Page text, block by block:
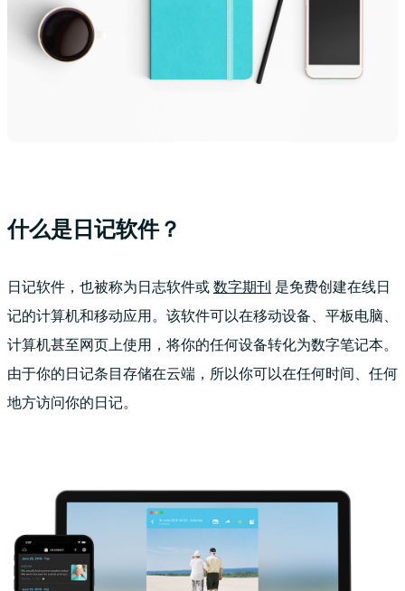
什么是日记软件？
日记软件，也被称为日志软件或 数字期刊 是免费创建在线日
记的计算机和移动应用。该软件可以在移动设备、平板电脑、
计算机甚至网页上使用，将你的任何设备转化为数字笔记本。
由于你的日记条目存储在云端，所以你可以在任何时间、任何
地方访问你的日记。